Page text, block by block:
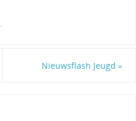
.
Nieuwsflash Jeugd»